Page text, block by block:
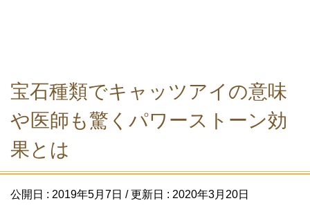
宝石種類でキャッツアイの意味
や医師も驚くパワーストーン効
果とは
公開日 : 2019年5月7日 / 更新日 : 2020年3月20日